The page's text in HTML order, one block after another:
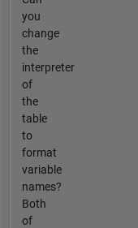
you
change
the
interpreter
of
the
table
to
format
variable
names?
Both
of